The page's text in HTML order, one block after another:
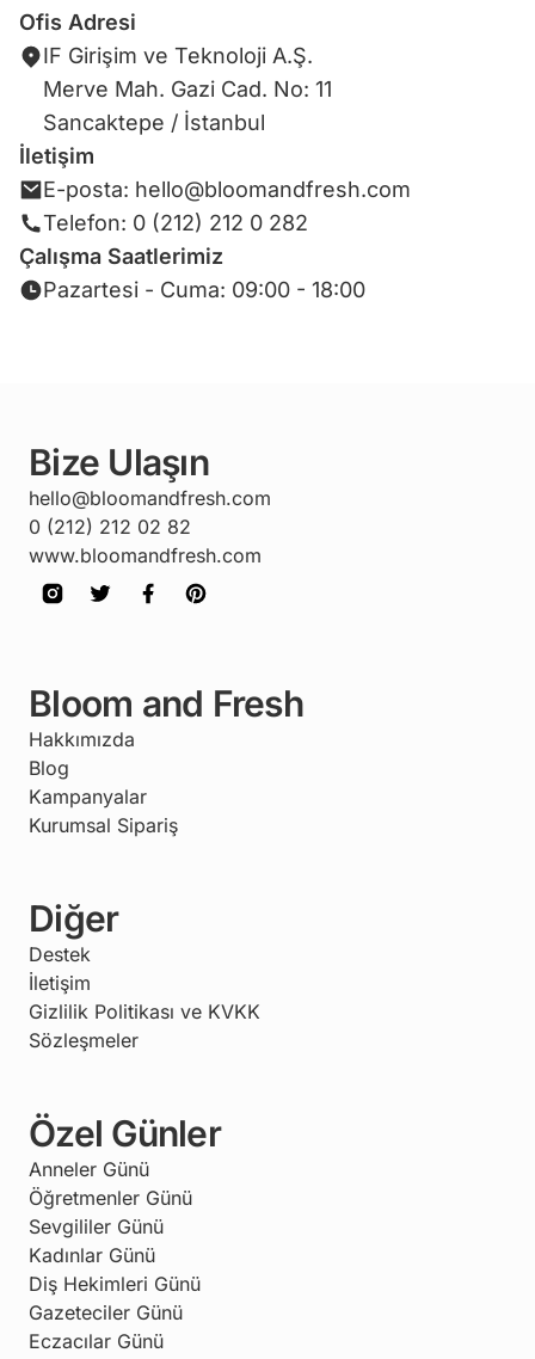
Ofis Adresi
IF Girişim ve Teknoloji A.Ş.
Merve Mah. Gazi Cad. No: 11
Sancaktepe / İstanbul
İletişim
E-posta: hello@bloomandfresh.com
Telefon: 0 (212) 212 0 282
Çalışma Saatlerimiz
Pazartesi - Cuma: 09:00 - 18:00
Bize Ulaşın
hello@bloomandfresh.com
0 (212) 212 02 82
www.bloomandfresh.com
Bloom and Fresh
Hakkımızda
Blog
Kampanyalar
Kurumsal Sipariş
Diğer
Destek
İletişim
Gizlilik Politikası ve KVKK
Sözleşmeler
Özel Günler
Anneler Günü
Öğretmenler Günü
Sevgililer Günü
Kadınlar Günü
Diş Hekimleri Günü
Gazeteciler Günü
Eczacılar Günü